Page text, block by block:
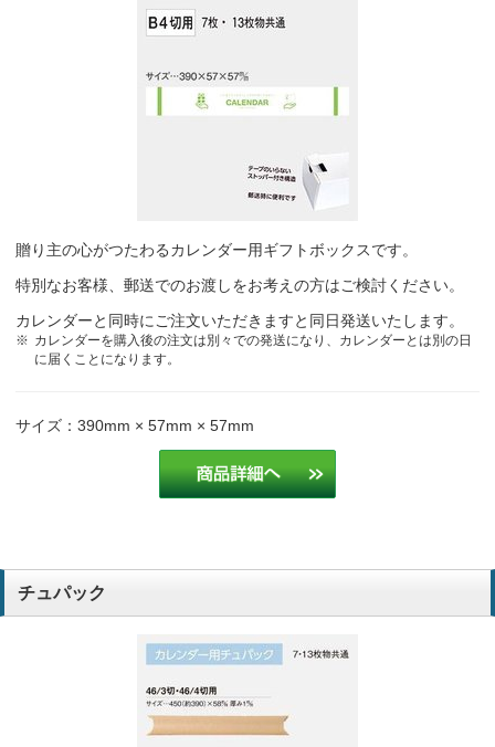
贈り主の心がつたわるカレンダー用ギフトボックスです。
特別なお客様、郵送でのお渡しをお考えの方はご検討ください。
カレンダーと同時にご注文いただきますと同日発送いたします。
カレンダーを購入後の注文は別々での発送になり、カレンダーとは別の日
に届くことになります。
サイズ：390mm × 57mm × 57mm
チュパック